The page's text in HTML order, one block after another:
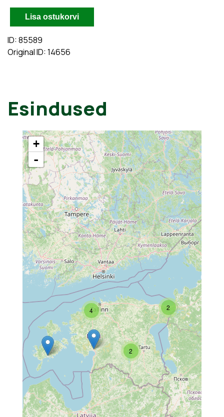
ID: 85589
Original ID: 14656
Esindused
2
2
4
+
-